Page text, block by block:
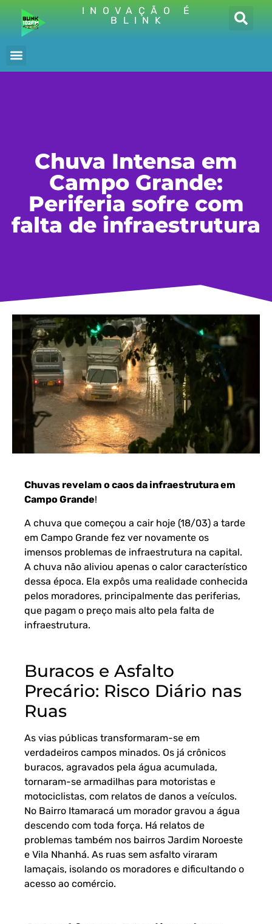
INOVAÇÃO É
BLINK
Chuva Intensa em
Campo Grande:
Periferia sofre com
falta de infraestrutura
Chuvas revelam o caos da infraestrutura em
Campo Grande!
A chuva que começou a cair hoje (18/03) a tarde
em Campo Grande fez ver novamente os
imensos problemas de infraestrutura na capital.
A chuva não aliviou apenas o calor característico
dessa época. Ela expôs uma realidade conhecida
pelos moradores, principalmente das periferias,
que pagam o preço mais alto pela falta de
infraestrutura.
Buracos e Asfalto
Precário: Risco Diário nas
Ruas
As vias públicas transformaram-se em
verdadeiros campos minados. Os já crônicos
buracos, agravados pela água acumulada,
tornaram-se armadilhas para motoristas e
motociclistas, com relatos de danos a veículos.
No Bairro Itamaracá um morador gravou a água
descendo com toda força. Há relatos de
problemas também nos bairros Jardim Noroeste
e Vila Nhanhá. As ruas sem asfalto viraram
lamaçais, isolando os moradores e dificultando o
acesso ao comércio.